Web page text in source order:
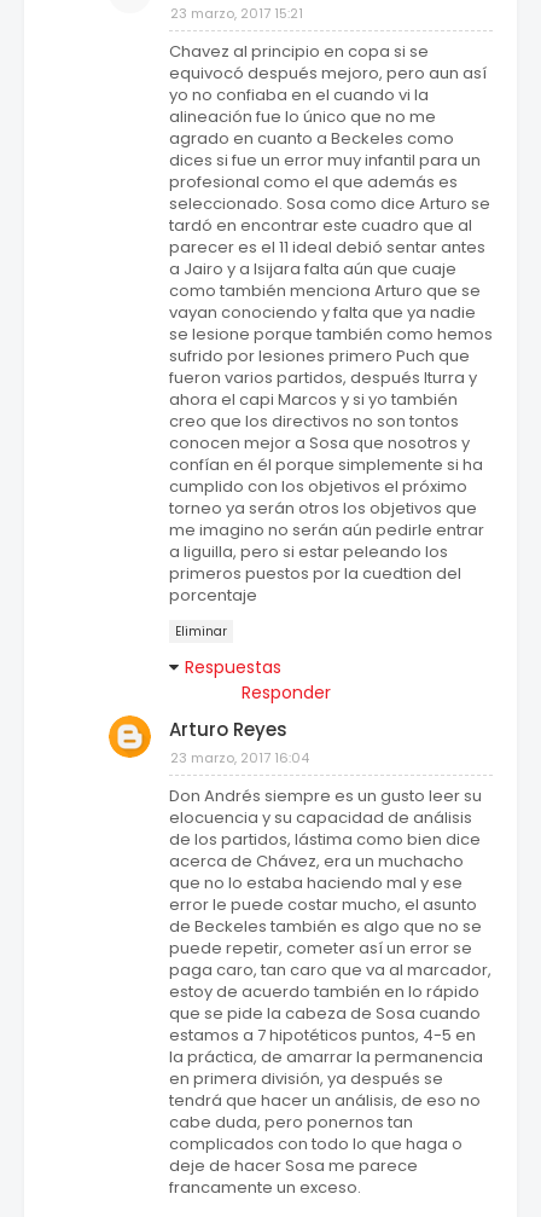
23 marzo, 2017 15:21
Chavez al principio en copa si se
equivocó después mejoro, pero aun así
yo no confiaba en el cuando vi la
alineación fue lo único que no me
agrado en cuanto a Beckeles como
dices si fue un error muy infantil para un
profesional como el que además es
seleccionado. Sosa como dice Arturo se
tardó en encontrar este cuadro que al
parecer es el 11 ideal debió sentar antes
a Jairo y a Isijara falta aún que cuaje
como también menciona Arturo que se
vayan conociendo y falta que ya nadie
se lesione porque también como hemos
sufrido por lesiones primero Puch que
fueron varios partidos, después Iturra y
ahora el capi Marcos y si yo también
creo que los directivos no son tontos
conocen mejor a Sosa que nosotros y
confían en él porque simplemente si ha
cumplido con los objetivos el próximo
torneo ya serán otros los objetivos que
me imagino no serán aún pedirle entrar
a liguilla, pero si estar peleando los
primeros puestos por la cuedtion del
porcentaje
Eliminar
Respuestas
Responder
Arturo Reyes
23 marzo, 2017 16:04
Don Andrés siempre es un gusto leer su
elocuencia y su capacidad de análisis
de los partidos, lástima como bien dice
acerca de Chávez, era un muchacho
que no lo estaba haciendo mal y ese
error le puede costar mucho, el asunto
de Beckeles también es algo que no se
puede repetir, cometer así un error se
paga caro, tan caro que va al marcador,
estoy de acuerdo también en lo rápido
que se pide la cabeza de Sosa cuando
estamos a 7 hipotéticos puntos, 4-5 en
la práctica, de amarrar la permanencia
en primera división, ya después se
tendrá que hacer un análisis, de eso no
cabe duda, pero ponernos tan
complicados con todo lo que haga o
deje de hacer Sosa me parece
francamente un exceso.